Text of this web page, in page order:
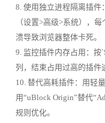
8. 使用独立进程隔离插件
（设置>高级>系统），
溃导致浏览器整体卡死。
9. 监控插件内存占用：按
列，结束占用过高的插件
10. 替代高耗插件：用轻
用“uBlock Origin”替代
规则优化。